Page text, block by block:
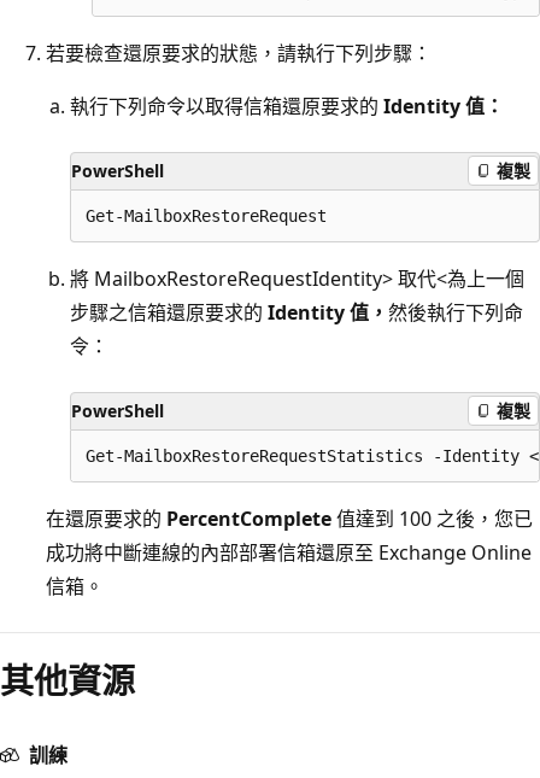
若要檢查還原要求的狀態，請執行下列步驟：
執行下列命令以取得信箱還原要求的 Identity 值：
PowerShell 複製
將 MailboxRestoreRequestIdentity> 取代<為上一個
步驟之信箱還原要求的 Identity 值， 然後執行下列命
令：
PowerShell 複製
在還原要求的 PercentComplete值達到 100 之後，您已
成功將中斷連線的內部部署信箱還原至 Exchange Online
信箱。
其他資源
訓練